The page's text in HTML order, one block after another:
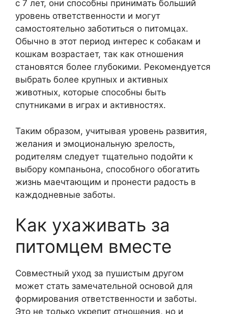
с 7 лет, они способны принимать больший
уровень ответственности и могут
самостоятельно заботиться о питомцах.
Обычно в этот период интерес к собакам и
кошкам возрастает, так как отношения
становятся более глубокими. Рекомендуется
выбрать более крупных и активных
животных, которые способны быть
спутниками в играх и активностях.
Таким образом, учитывая уровень развития,
желания и эмоциональную зрелость,
родителям следует тщательно подойти к
выбору компаньона, способного обогатить
жизнь маечтающим и пронести радость в
каждодневные заботы.
Как ухаживать за
питомцем вместе
Совместный уход за пушистым другом
может стать замечательной основой для
формирования ответственности и заботы.
Это не только укрепит отношения, но и